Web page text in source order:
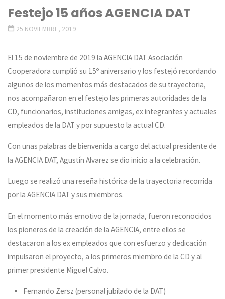
Festejo 15 años AGENCIA DAT
25 NOVIEMBRE, 2019
El 15 de noviembre de 2019 la AGENCIA DAT Asociación
Cooperadora cumplió su 15º aniversario y los festejó recordando
algunos de los momentos más destacados de su trayectoria,
nos acompañaron en el festejo las primeras autoridades de la
CD, funcionarios, instituciones amigas, ex integrantes y actuales
empleados de la DAT y por supuesto la actual CD.
Con unas palabras de bienvenida a cargo del actual presidente de
la AGENCIA DAT, Agustín Alvarez se dio inicio a la celebración.
Luego se realizó una reseña histórica de la trayectoria recorrida
por la AGENCIA DAT y sus miembros.
En el momento más emotivo de la jornada, fueron reconocidos
los pioneros de la creación de la AGENCIA, entre ellos se
destacaron a los ex empleados que con esfuerzo y dedicación
impulsaron el proyecto, a los primeros miembro de la CD y al
primer presidente Miguel Calvo.
Fernando Zersz (personal jubilado de la DAT)